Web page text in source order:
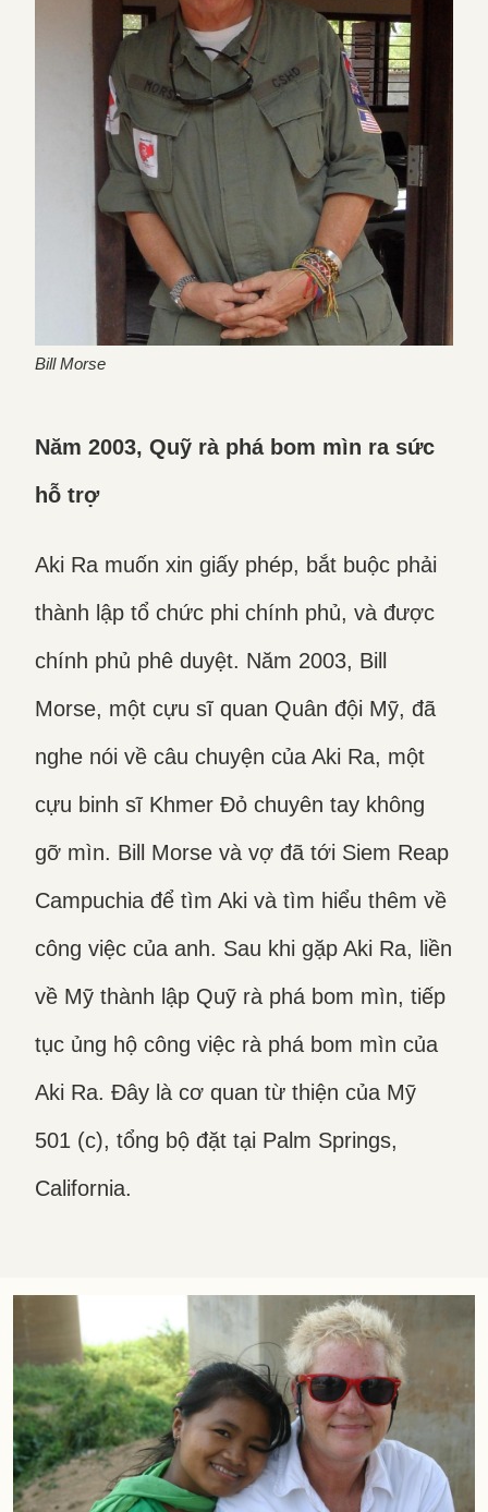
Bill Morse
Năm 2003, Quỹ rà phá bom mìn ra sức
hỗ trợ
Aki Ra muốn xin giấy phép, bắt buộc phải
thành lập tổ chức phi chính phủ, và được
chính phủ phê duyệt. Năm 2003, Bill
Morse, một cựu sĩ quan Quân đội Mỹ, đã
nghe nói về câu chuyện của Aki Ra, một
cựu binh sĩ Khmer Đỏ chuyên tay không
gỡ mìn. Bill Morse và vợ đã tới Siem Reap
Campuchia để tìm Aki và tìm hiểu thêm về
công việc của anh. Sau khi gặp Aki Ra, liền
về Mỹ thành lập Quỹ rà phá bom mìn, tiếp
tục ủng hộ công việc rà phá bom mìn của
Aki Ra. Đây là cơ quan từ thiện của Mỹ
501 (c), tổng bộ đặt tại Palm Springs,
California.